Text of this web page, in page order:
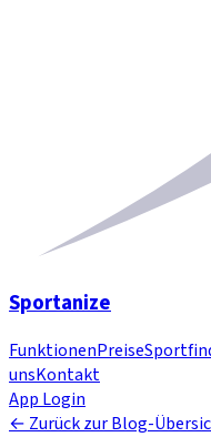
Sportanize
FunktionenPreise
unsKontakt
App Login
← Zurück zur Blog-